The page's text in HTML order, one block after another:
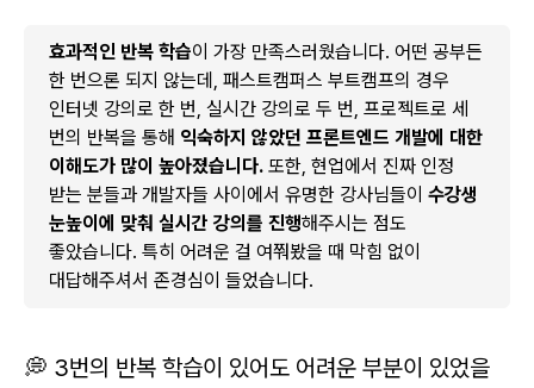
효과적인 반복 학습이 가장 만족스러웠습니다. 어떤 공부든
한 번으론 되지 않는데, 패스트캠퍼스 부트캠프의 경우
인터넷 강의로 한 번, 실시간 강의로 두 번, 프로젝트로 세
번의 반복을 통해 익숙하지 않았던 프론트엔드 개발에 대한
이해도가 많이 높아졌습니다. 또한, 현업에서 진짜 인정
받는 분들과 개발자들 사이에서 유명한 강사님들이 수강생
눈높이에 맞춰 실시간 강의를 진행해주시는 점도
좋았습니다. 특히 어려운 걸 여쭤봤을 때 막힘 없이
대답해주셔서 존경심이 들었습니다.
💭 3번의 반복 학습이 있어도 어려운 부분이 있었을